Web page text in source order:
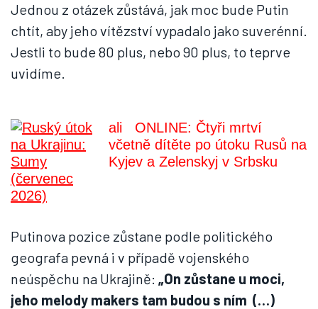
Jednou z otázek zůstává, jak moc bude Putin
chtít, aby jeho vítězství vypadalo jako suverénní.
Jestli to bude 80 plus, nebo 90 plus, to teprve
uvidíme.
ali
ONLINE: Čtyři mrtví
včetně dítěte po útoku Rusů na
Kyjev a Zelenskyj v Srbsku
Putinova pozice zůstane podle politického
geografa pevná i v případě vojenského
neúspěchu na Ukrajině: „On zůstane u moci,
jeho melody makers tam budou s ním (…)